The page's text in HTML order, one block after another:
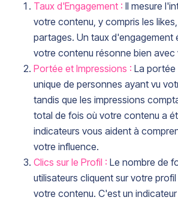
Taux d'Engagement : Il mesure
votre contenu, y compris les
partages. Un taux d'engagement
votre contenu résonne bien avec
Portée et Impressions : La portée
unique de personnes ayant vu
tandis que les impressions
total de fois où votre contenu a
indicateurs vous aident à
votre influence.
Clics sur le Profil : Le nombre de
utilisateurs cliquent sur votre
votre contenu. C'est un